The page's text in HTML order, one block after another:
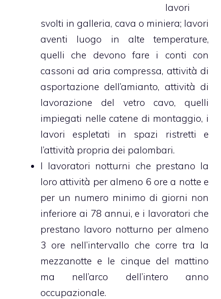
lavori
svolti in galleria, cava o miniera; lavori
aventi luogo in alte temperature,
quelli che devono fare i conti con
cassoni ad aria compressa, attività di
asportazione dell’amianto, attività di
lavorazione del vetro cavo, quelli
impiegati nelle catene di montaggio, i
lavori espletati in spazi ristretti e
l’attività propria dei palombari.
I lavoratori notturni che prestano la
loro attività per almeno 6 ore a notte e
per un numero minimo di giorni non
inferiore ai 78 annui, e i lavoratori che
prestano lavoro notturno per almeno
3 ore nell’intervallo che corre tra la
mezzanotte e le cinque del mattino
ma nell’arco dell’intero anno
occupazionale.